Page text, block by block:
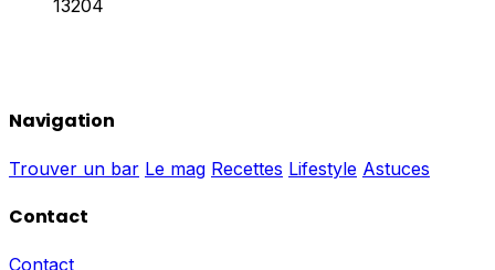
13204
Navigation
Trouver un bar Le mag Recettes Lifestyle Astuces
Contact
Contact